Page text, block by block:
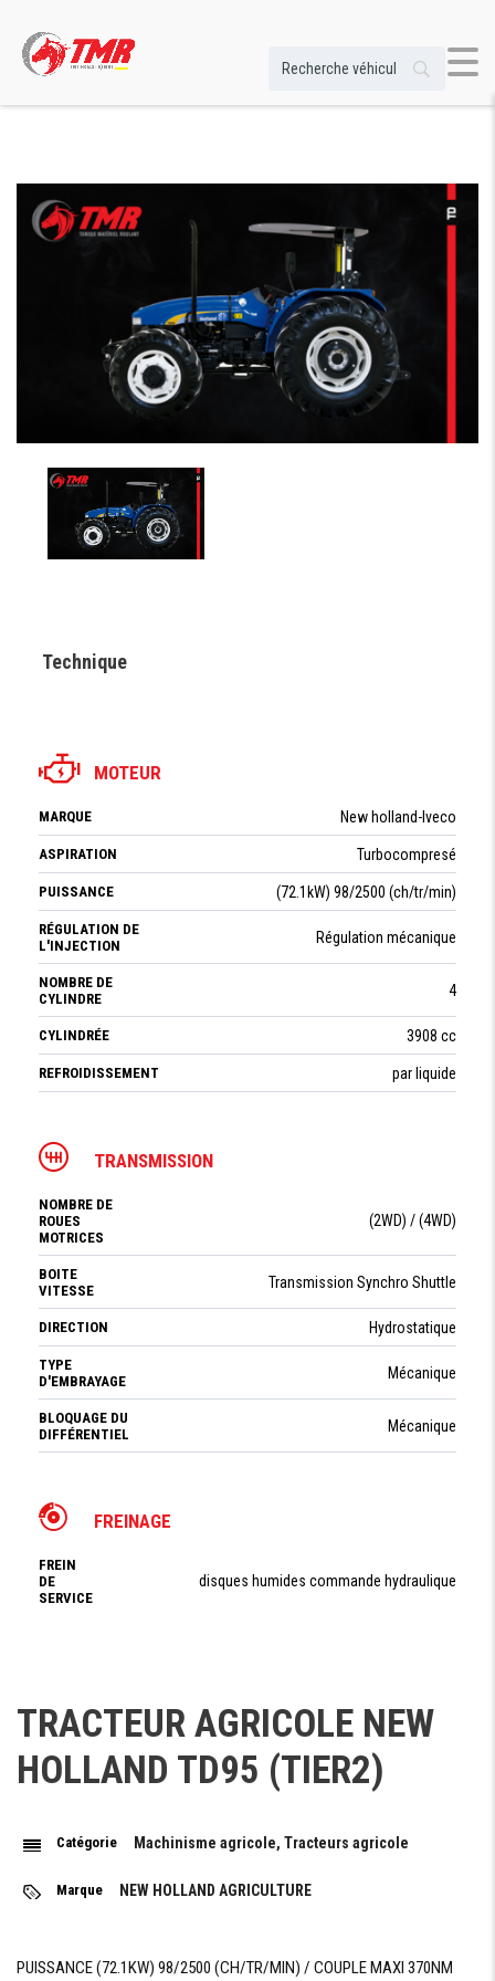
Technique
MOTEUR
MARQUE New holland-Iveco
ASPIRATION Turbocompresé
PUISSANCE (72.1kW) 98/2500 (ch/tr/min)
RÉGULATION DE
L'INJECTION
Régulation mécanique
NOMBRE DE
CYLINDRE
4
CYLINDRÉE 3908 cc
REFROIDISSEMENT par liquide
TRANSMISSION
NOMBRE DE
ROUES
MOTRICES
(2WD) / (4WD)
BOITE
VITESSE
Transmission Synchro Shuttle
DIRECTION Hydrostatique
TYPE
D'EMBRAYAGE
Mécanique
BLOQUAGE DU
DIFFÉRENTIEL
Mécanique
FREINAGE
FREIN
DE
SERVICE
disques humides commande hydraulique
PRISE DE FORCE
COMMANDE
FORCE
TRACTEUR AGRICOLE NEW
HOLLAND TD95 (TIER2)
Catégorie Machinisme agricole, Tracteurs agricole
Marque NEW HOLLAND AGRICULTURE
PUISSANCE (72.1KW) 98/2500 (CH/TR/MIN) / COUPLE MAXI 370NM